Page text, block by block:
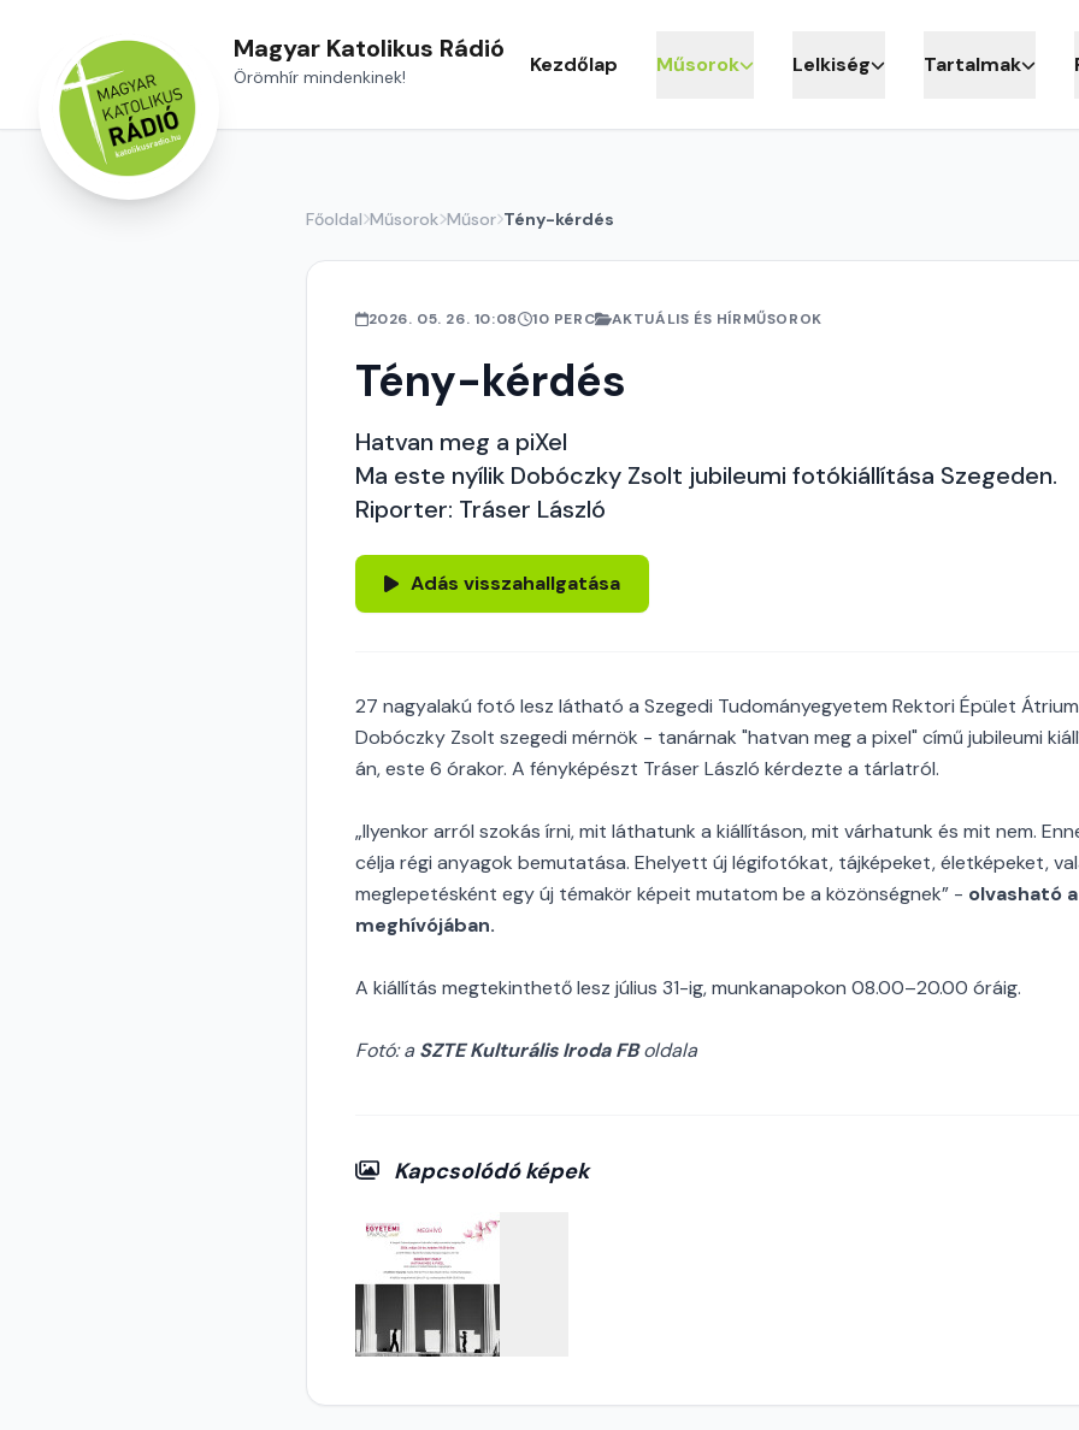
Magyar Katolikus Rádió
Örömhír mindenkinek! Kezdőlap Műsorok Lelkiség Tartalmak
Főoldal Műsorok Műsor Tény-kérdés
2026. 05. 26. 10:08 10 PERC AKTUÁLIS ÉS HÍRMŰSOROK
Tény-kérdés
Hatvan meg a piXel
Ma este nyílik Dobóczky Zsolt jubileumi fotókiállítása Szegeden.
Riporter: Tráser László
Adás visszahallgatása
27 nagyalakú fotó lesz látható a Szegedi Tudományegyetem Rektori Épület
Dobóczky Zsolt szegedi mérnök - tanárnak "hatvan meg a pixel" című jubileumi
án, este 6 órakor. A fényképészt Tráser László kérdezte a tárlatról.
„Ilyenkor arról szokás írni, mit láthatunk a kiállításon, mit várhatunk és mit nem.
célja régi anyagok bemutatása. Ehelyett új légifotókat, tájképeket, életképeket,
meglepetésként egy új témakör képeit mutatom be a közönségnek” - olvasható
meghívójában.
A kiállítás megtekinthető lesz július 31-ig, munkanapokon 08.00–20.00 óráig.
Fotó: a SZTE Kulturális Iroda FBoldala
Kapcsolódó képek